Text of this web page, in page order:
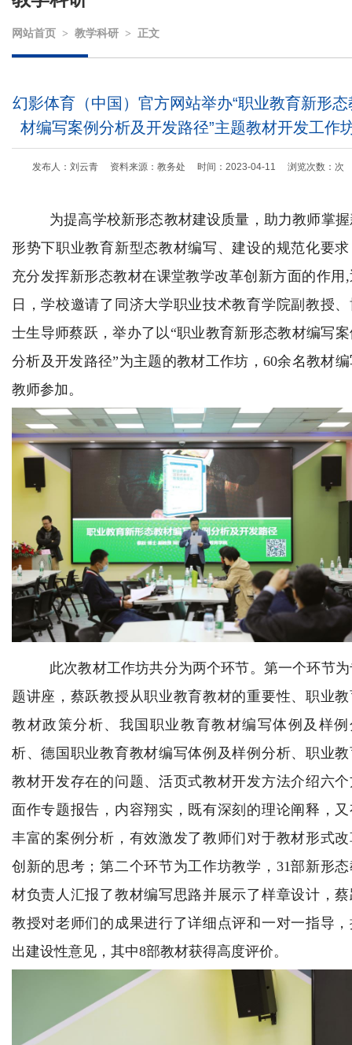
网站首页 > 教学科研 > 正文
幻影体育（中国）官方网站举办“职业教育新形态
材编写案例分析及开发路径”主题教材开发工作
发布人：刘云青 资料来源：教务处 时间：2023-04-11 浏览次数： 次
为提高学校新形态教材建设质量，助力教师掌
形势下职业教育新型态教材编写、建设的规范化要求
充分发挥新形态教材在课堂教学改革创新方面的作用
日，学校邀请了同济大学职业技术教育学院副教授、
士生导师蔡跃，举办了以“职业教育新形态教材编写
分析及开发路径”为主题的教材工作坊，60余名教材
教师参加。
此次教材工作坊共分为两个环节。第一个环节
题讲座，蔡跃教授从职业教育教材的重要性、职业教
教材政策分析、我国职业教育教材编写体例及样例
析、德国职业教育教材编写体例及样例分析、职业教
教材开发存在的问题、活页式教材开发方法介绍六个
面作专题报告，内容翔实，既有深刻的理论阐释，又
丰富的案例分析，有效激发了教师们对于教材形式改
创新的思考；第二个环节为工作坊教学，31部新形态
材负责人汇报了教材编写思路并展示了样章设计，蔡
教授对老师们的成果进行了详细点评和一对一指导，
出建设性意见，其中8部教材获得高度评价。